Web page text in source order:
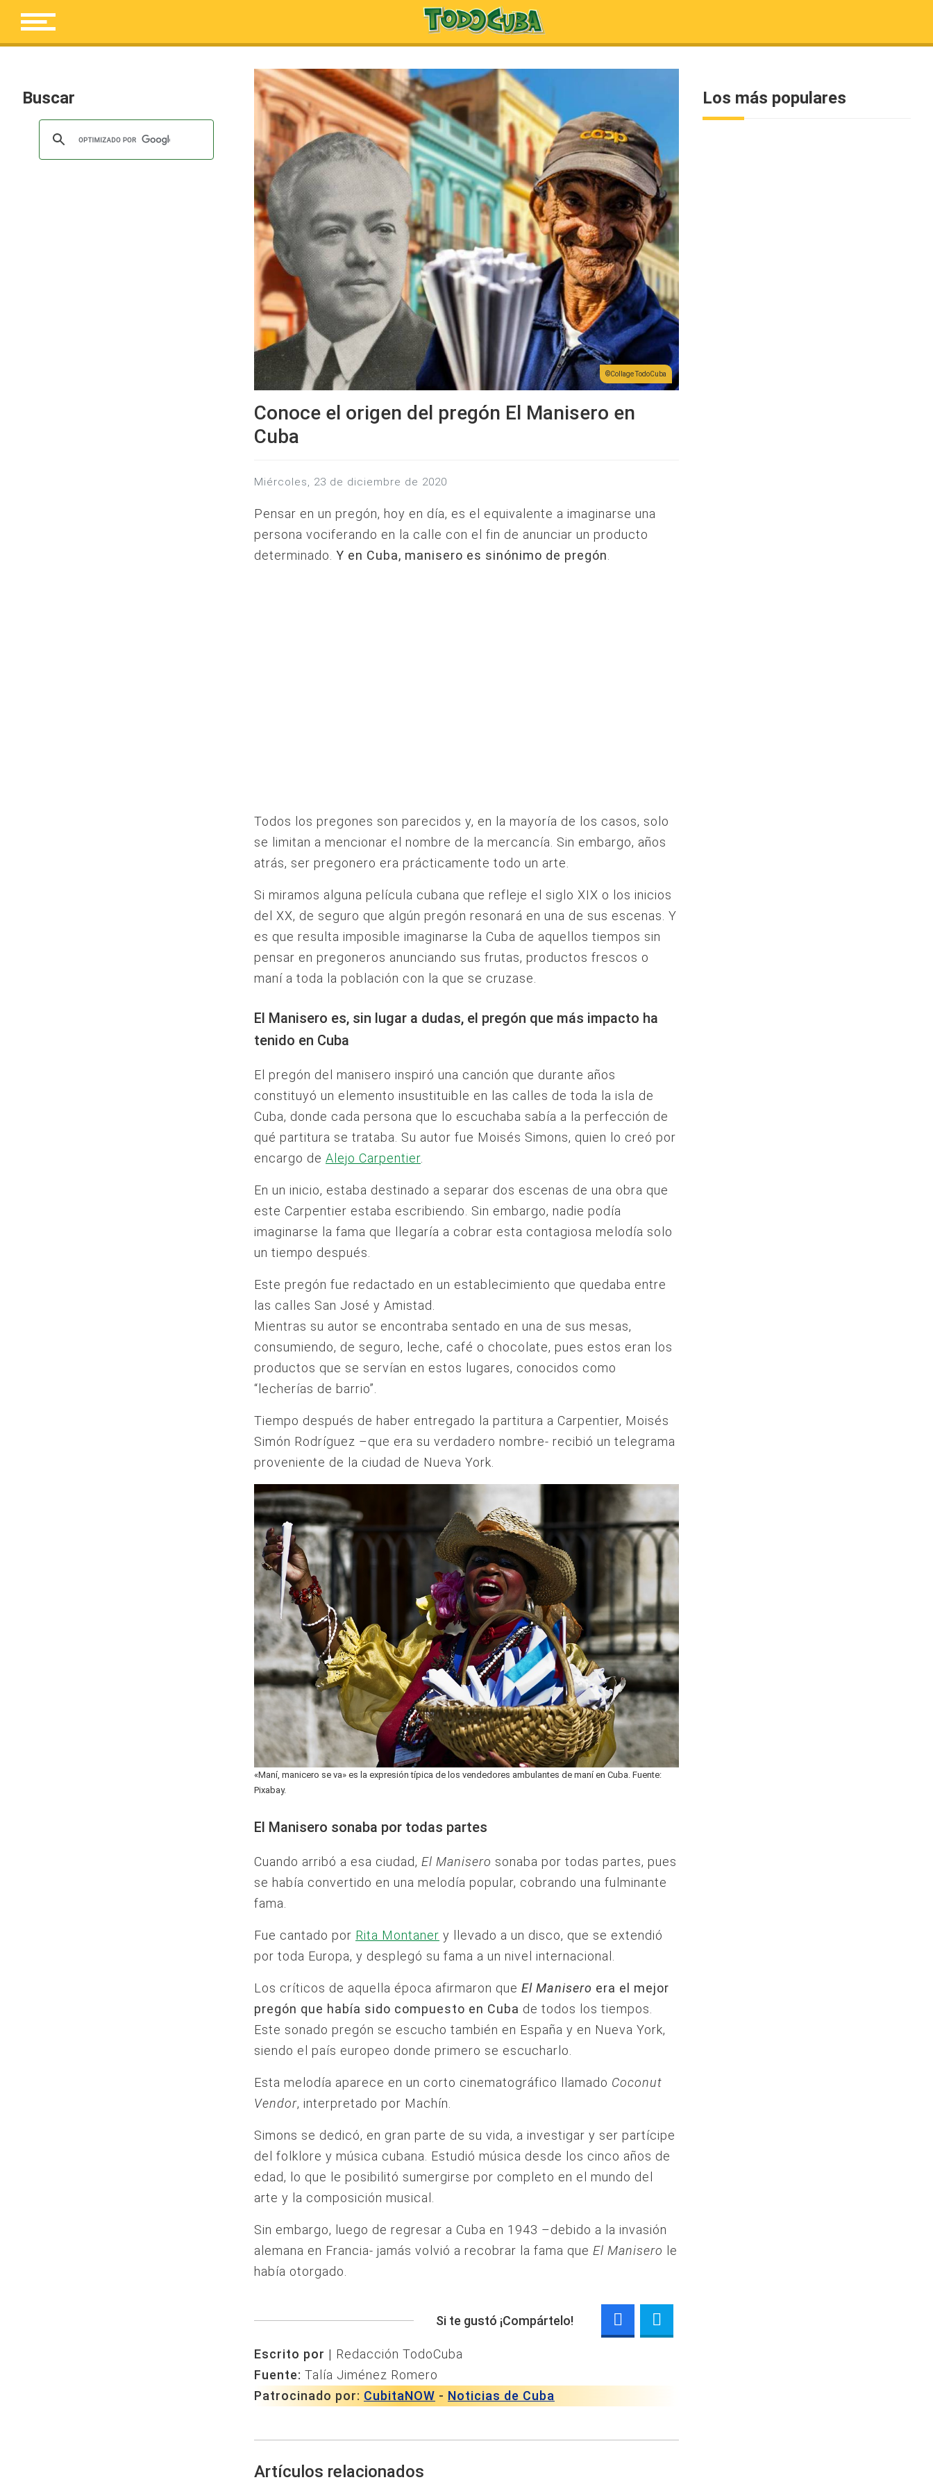
Buscar
Collage TodoCuba
Conoce el origen del pregón El Manisero en
Cuba
miércoles, 23 de diciembre de 2020
Pensar en un pregón, hoy en día, es el equivalente a imaginarse una
persona vociferando en la calle con el fin de anunciar un producto
determinado. Y en Cuba, manisero es sinónimo de pregón
Todos los pregones son parecidos y, en la mayoría de los casos, solo
se limitan a mencionar el nombre de la mercancía. Sin embargo, años
atrás, ser pregonero era prácticamente todo un arte.
Si miramos alguna película cubana que refleje el siglo XIX o los inicios
del XX, de seguro que algún pregón resonará en una de sus escenas. Y
es que resulta imposible imaginarse la Cuba de aquellos tiempos sin
pensar en pregoneros anunciando sus frutas, productos frescos o
maní a toda la población con la que se cruzase.
El Manisero es, sin lugar a dudas, el pregón que más impacto ha
tenido en Cuba
El pregón del manisero inspiró una canción que durante años
constituyó un elemento insustituible en las calles de toda la isla de
Cuba, donde cada persona que lo escuchaba sabía a la perfección de
qué partitura se trataba. Su autor fue Moisés Simons, quien lo creó por
encargo de Alejo Carpentier
En un inicio, estaba destinado a separar dos escenas de una obra que
este Carpentier estaba escribiendo. Sin embargo, nadie podía
imaginarse la fama que llegaría a cobrar esta contagiosa melodía solo
un tiempo después.
Este pregón fue redactado en un establecimiento que quedaba entre
las calles San José y Amistad.
Mientras su autor se encontraba sentado en una de sus mesas,
consumiendo, de seguro, leche, café o chocolate, pues estos eran los
productos que se servían en estos lugares, conocidos como
“lecherías de barrio”.
Tiempo después de haber entregado la partitura a Carpentier, Moisés
Simón Rodríguez –que era su verdadero nombre- recibió un telegrama
proveniente de la ciudad de Nueva York.
«Maní, manicero se va» es la expresión típica de los vendedores ambulantes de maní en Cuba. Fuente:
Pixabay.
El Manisero sonaba por todas partes
Cuando arribó a esa ciudad, El Manisero sonaba por todas partes, pues
se había convertido en una melodía popular, cobrando una fulminante
fama.
Fue cantado por Rita Montaner y llevado a un disco, que se extendió
por toda Europa, y desplegó su fama a un nivel internacional.
Los críticos de aquella época afirmaron que El Manisero era el mejor
pregón que había sido compuesto en Cuba de todos los tiempos.
Este sonado pregón se escucho también en España y en Nueva York,
siendo el país europeo donde primero se escucharlo.
Esta melodía aparece en un corto cinematográfico llamado Coconut
Vendor, interpretado por Machín.
Simons se dedicó, en gran parte de su vida, a investigar y ser partícipe
del folklore y música cubana. Estudió música desde los cinco años de
edad, lo que le posibilitó sumergirse por completo en el mundo del
arte y la composición musical.
Sin embargo, luego de regresar a Cuba en 1943 –debido a la invasión
alemana en Francia- jamás volvió a recobrar la fama que El Manisero le
había otorgado.
Si te gustó ¡Compártelo!
Escrito por | Redacción TodoCuba
Fuente: Talía Jiménez Romero
Patrocinado por: CubitaNOW - Noticias de Cuba
Artículos relacionados
Los más populares